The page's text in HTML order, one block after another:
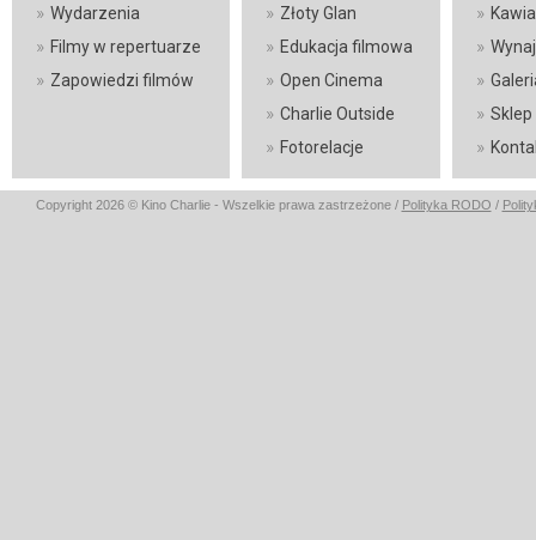
» Wydarzenia
» Filmy w repertuarze
» Zapowiedzi filmów
» Złoty Glan
» Edukacja filmowa
» Open Cinema
» Charlie Outside
» Fotorelacje
»
»
»
» Sklep
»
Copyright 2026 © Kino Charlie - Wszelkie prawa zastrzeżone / Polityka RODO /